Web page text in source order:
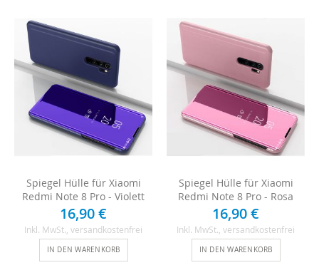
Spiegel Hülle für Xiaomi
Redmi Note 8 Pro - Violett
16,90 €
Inkl. MwSt. , versandkostenfrei
IN DEN WARENKORB
Spiegel Hülle für Xiaomi
Redmi Note 8 Pro - Rosa
16,90 €
Inkl. MwSt. , versandkostenfrei
IN DEN WARENKORB